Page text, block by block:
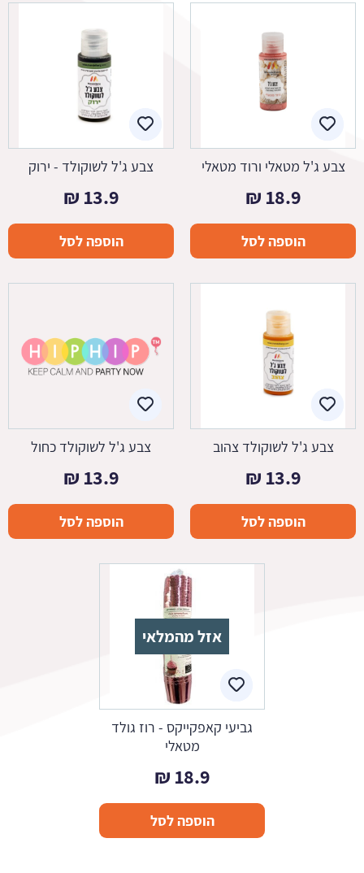
צבע ג'ל מטאלי ורוד מטאלי
18.9
₪
הוספה לסל
צבע ג'ל לשוקולד - ירוק
13.9
₪
הוספה לסל
צבע ג'ל לשוקולד צהוב
13.9
₪
הוספה לסל
צבע ג'ל לשוקולד כחול
13.9
₪
הוספה לסל
אזל מהמלאי
גביעי קאפקייקס - רוז גולד
מטאלי
18.9
₪
הוספה לסל